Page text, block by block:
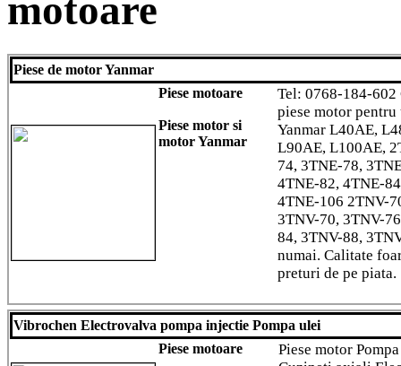
motoare
Piese de motor Yanmar
Piese motoare
Piese motor si
motor Yanmar
Tel: 0768-184-602
piese motor
Yanmar L40AE,
L90AE, L100AE,
74, 3TNE-78,
4TNE-82, 4TNE-
4TNE-106 2TNV-
3TNV-70, 3TNV-
84, 3TNV-88,
numai. Calitate
preturi de pe piata.
Vibrochen Electrovalva pompa injectie Pompa ulei
Piese motoare
Piese motor